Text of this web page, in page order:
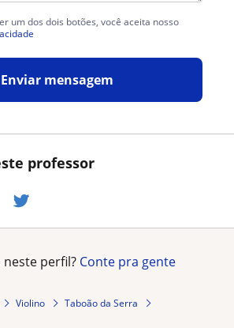
professor
um dos dois botões, você aceita nosso
Enviar mensagem
perfil? Conte pra gente
Violino
Taboão da Serra